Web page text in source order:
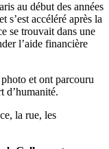
au début des années
s’est accéléré après la
se trouvait dans une
l’aide financière
et ont parcouru
d’humanité.
la rue, les